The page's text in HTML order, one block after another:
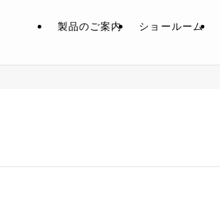
製品のご案内 ショールーム